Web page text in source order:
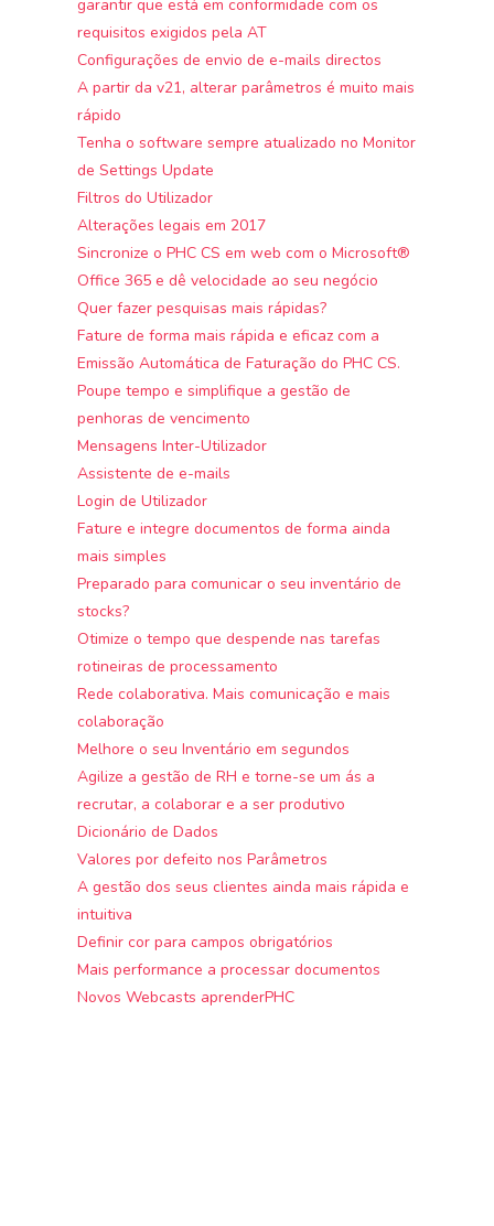
garantir que está em conformidade com os
requisitos exigidos pela AT
Configurações de envio de e-mails directos
A partir da v21, alterar parâmetros é muito mais
rápido
Tenha o software sempre atualizado no Monitor
de Settings Update
Filtros do Utilizador
Alterações legais em 2017
Sincronize o PHC CS em web com o Microsoft®
Office 365 e dê velocidade ao seu negócio
Quer fazer pesquisas mais rápidas?
Fature de forma mais rápida e eficaz com a
Emissão Automática de Faturação do PHC CS.
Poupe tempo e simplifique a gestão de
penhoras de vencimento
Mensagens Inter-Utilizador
Assistente de e-mails
Login de Utilizador
Fature e integre documentos de forma ainda
mais simples
Preparado para comunicar o seu inventário de
stocks?
Otimize o tempo que despende nas tarefas
rotineiras de processamento
Rede colaborativa. Mais comunicação e mais
colaboração
Melhore o seu Inventário em segundos
Agilize a gestão de RH e torne-se um ás a
recrutar, a colaborar e a ser produtivo
Dicionário de Dados
Valores por defeito nos Parâmetros
A gestão dos seus clientes ainda mais rápida e
intuitiva
Definir cor para campos obrigatórios
Mais performance a processar documentos
Novos Webcasts aprenderPHC